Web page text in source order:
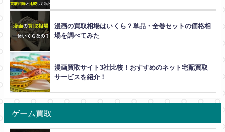
漫画の買取相場はいくら？単品・全巻セットの価格相
場を調べてみた
漫画買取サイト3社比較！おすすめのネット宅配買取
サービスを紹介！
ゲーム買取